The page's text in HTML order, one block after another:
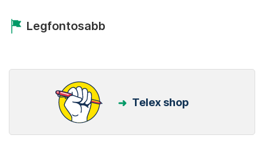
Legfontosabb
Telex shop